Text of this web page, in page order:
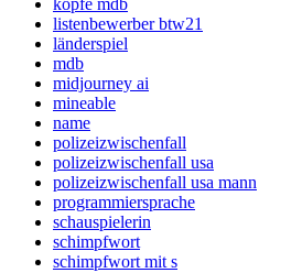
köpfe mdb
listenbewerber btw21
länderspiel
mdb
midjourney ai
mineable
name
polizeizwischenfall
polizeizwischenfall usa
polizeizwischenfall usa mann
programmiersprache
schauspielerin
schimpfwort
schimpfwort mit s